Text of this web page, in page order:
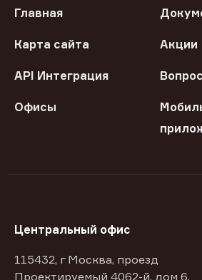
Главная
Карта сайта Акции
API Интеграция
Офисы
Центральный офис
115432, г Москва, проезд
Проектируемый 4062-й, дом 6,